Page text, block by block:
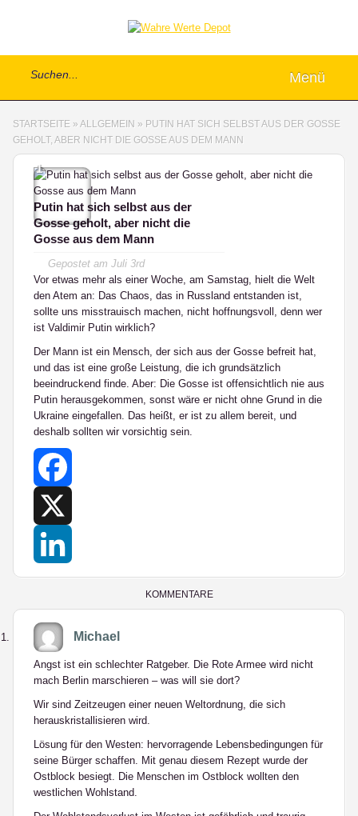
Menü
STARTSEITE » ALLGEMEIN » PUTIN HAT SICH SELBST AUS DER GOSSE
GEHOLT, ABER NICHT DIE GOSSE AUS DEM MANN
1
Putin hat sich selbst aus der
Gosse geholt, aber nicht die
Gosse aus dem Mann
Gepostet am Juli 3rd
Vor etwas mehr als einer Woche, am Samstag, hielt die Welt
den Atem an: Das Chaos, das in Russland entstanden ist,
sollte uns misstrauisch machen, nicht hoffnungsvoll, denn wer
ist Valdimir Putin wirklich?
Der Mann ist ein Mensch, der sich aus der Gosse befreit hat,
und das ist eine große Leistung, die ich grundsätzlich
beeindruckend finde. Aber: Die Gosse ist offensichtlich nie aus
Putin herausgekommen, sonst wäre er nicht ohne Grund in die
Ukraine eingefallen. Das heißt, er ist zu allem bereit, und
deshalb sollten wir vorsichtig sein.
Facebook
KOMMENTARE
Michael
Angst ist ein schlechter Ratgeber. Die Rote Armee wird nicht
mach Berlin marschieren – was will sie dort?
Wir sind Zeitzeugen einer neuen Weltordnung, die sich
herauskristallisieren wird.
Lösung für den Westen: hervorragende Lebensbedingungen für
seine Bürger schaffen. Mit genau diesem Rezept wurde der
Ostblock besiegt. Die Menschen im Ostblock wollten den
westlichen Wohlstand.